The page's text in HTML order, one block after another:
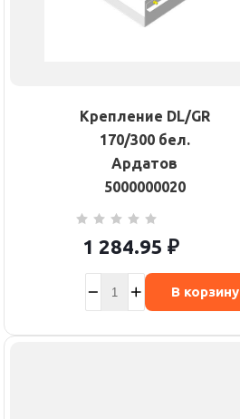
Крепление DL/GR
170/300 бел.
Ардатов
5000000020
1 284.95 ₽
В корзину